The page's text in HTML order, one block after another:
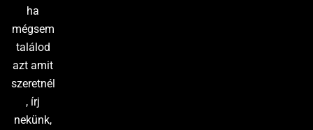
ha
mégsem
találod
azt amit
szeretnél
, írj
nekünk,